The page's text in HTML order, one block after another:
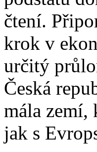
čtení.
krok v
určitý
Česká
mála zemí,
jak s